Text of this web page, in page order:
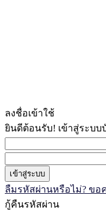
ลงชื่อเข้าใช้
ยินดีต้อนรับ! เข้าสู่ระบ
ลืมรหัสผ่านหรือไม่? ขอ
กู้คืนรหัสผ่าน